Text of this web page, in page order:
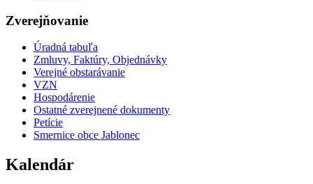
Zverejňovanie
Úradná tabuľa
Zmluvy, Faktúry, Objednávky
Verejné obstarávanie
VZN
Hospodárenie
Ostatné zverejnené dokumenty
Petície
Smernice obce Jablonec
Kalendár